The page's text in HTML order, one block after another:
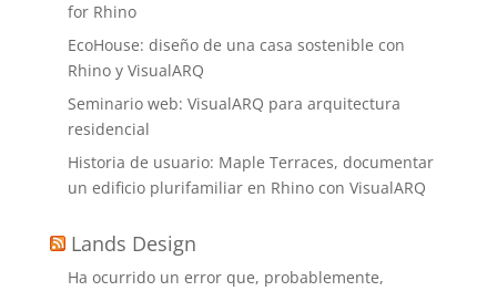
for Rhino
EcoHouse: diseño de una casa sostenible con
Rhino y VisualARQ
Seminario web: VisualARQ para arquitectura
residencial
Historia de usuario: Maple Terraces, documentar
un edificio plurifamiliar en Rhino con VisualARQ
Lands Design
Ha ocurrido un error que, probablemente,